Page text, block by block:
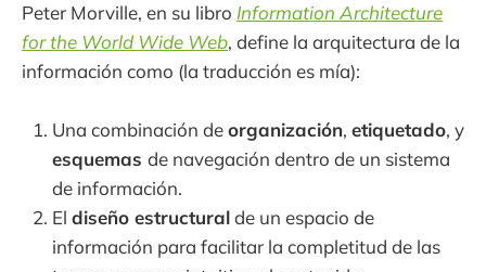
Peter Morville, en su libro Information Architecture
for the World Wide Web, define la arquitectura de la
información como (la traducción es mía):
Una combinación deorganización, etiquetado, y
esquemas de navegación dentro de un sistema
de información.
El diseño estructuralde un espacio de
información para facilitar la completitud de las